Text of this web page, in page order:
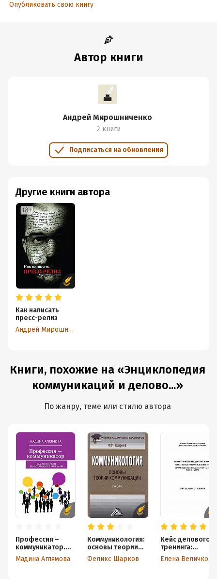
Опубликовать свою книгу
Автор книги
Андрей Мирошниченко
2 книги
Подписаться на обновления
Другие книги автора
Как написать
пресс-релиз
Андрей Мирошниченко
Книги, похожие на «Энциклопедия
коммуникаций и делово...»
По жанру, теме или стилю автора
Профессия –
коммуникатор.
Как выстраивать
коммуникации
Мадина Аглямова
Коммуникология:
основы теории
коммуникации
Феликс Шарков
Кейс делового
тренинга:
труда
Елена Величко